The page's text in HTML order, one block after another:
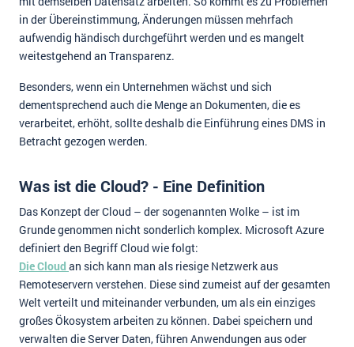
in der Übereinstimmung, Änderungen müssen mehrfach
aufwendig händisch durchgeführt werden und es mangelt
weitestgehend an Transparenz.
Besonders, wenn ein Unternehmen wächst und sich
dementsprechend auch die Menge an Dokumenten, die es
verarbeitet, erhöht, sollte deshalb die Einführung eines DMS in
Betracht gezogen werden.
Was ist die Cloud? - Eine Definition
Das Konzept der Cloud – der sogenannten Wolke – ist im
Grunde genommen nicht sonderlich komplex. Microsoft Azure
definiert den Begriff Cloud wie folgt:
Die Cloud an sich kann man als riesige Netzwerk aus
Remoteservern verstehen. Diese sind zumeist auf der gesamten
Welt verteilt und miteinander verbunden, um als ein einziges
großes Ökosystem arbeiten zu können. Dabei speichern und
verwalten die Server Daten, führen Anwendungen aus oder